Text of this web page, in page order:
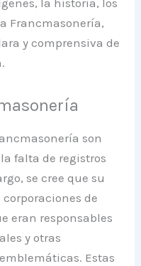
la historia, los
Francmasonería,
y comprensiva de
son
falta de registros
se cree que su
de
eran responsables
y otras
Estas